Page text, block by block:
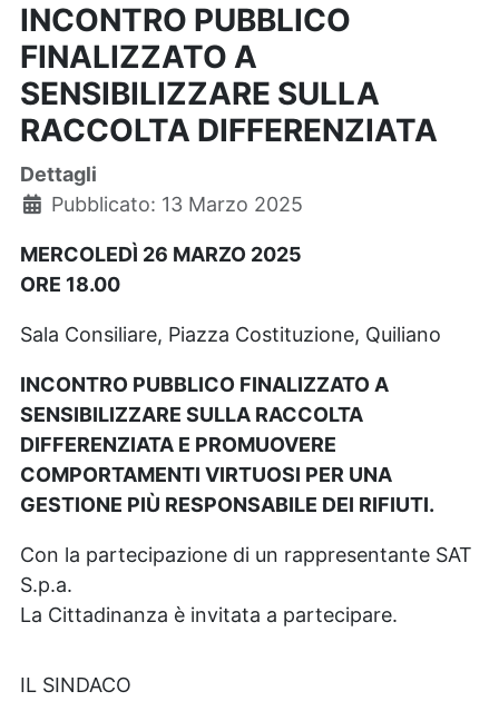
INCONTRO PUBBLICO
FINALIZZATO A
SENSIBILIZZARE SULLA
RACCOLTA DIFFERENZIATA
Dettagli
Pubblicato: 13 Marzo 2025
MERCOLEDÌ 26 MARZO 2025
ORE 18.00
Sala Consiliare, Piazza Costituzione, Quiliano
INCONTRO PUBBLICO FINALIZZATO A
SENSIBILIZZARE SULLA RACCOLTA
DIFFERENZIATA E PROMUOVERE
COMPORTAMENTI VIRTUOSI PER UNA
GESTIONE PIÙ RESPONSABILE DEI RIFIUTI.
Con la partecipazione di un rappresentante SAT
S.p.a.
La Cittadinanza è invitata a partecipare.
IL SINDACO